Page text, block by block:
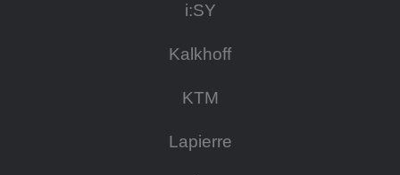
i:SY
Kalkhoff
KTM
Lapierre